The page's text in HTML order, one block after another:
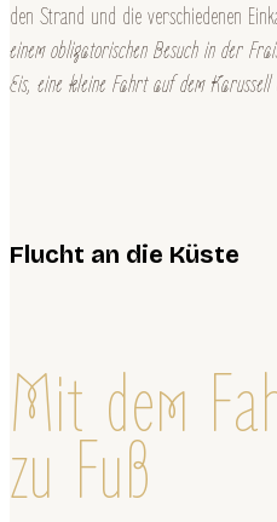
den Strand und die verschiedenen
einem obligatorischen Besuch in der
Eis, eine kleine Fahrt auf dem
Flucht an die Küste
Mit dem
zu Fuß